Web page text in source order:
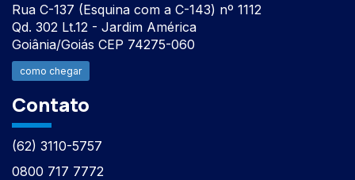
Rua C-137 (Esquina com a C-143) nº 1112
Qd. 302 Lt.12 - Jardim América
Goiânia/Goiás CEP 74275-060
como chegar
Contato
(62) 3110-5757
0800 717 7772